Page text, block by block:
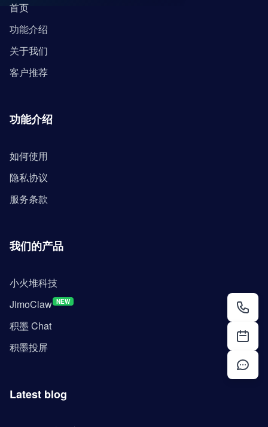
首页
功能介绍
关于我们
客户推荐
功能介绍
如何使用
隐私协议
服务条款
我们的产品
小火堆科技
JimoClaw NEW
积墨 Chat
积墨投屏
Latest blog